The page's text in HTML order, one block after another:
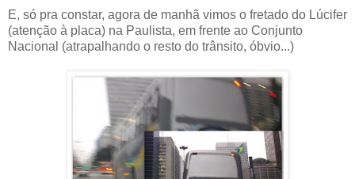
E, só pra constar, agora de manhã vimos o fretado do Lúcifer
(atenção à placa) na Paulista, em frente ao Conjunto
Nacional (atrapalhando o resto do trânsito, óbvio...)